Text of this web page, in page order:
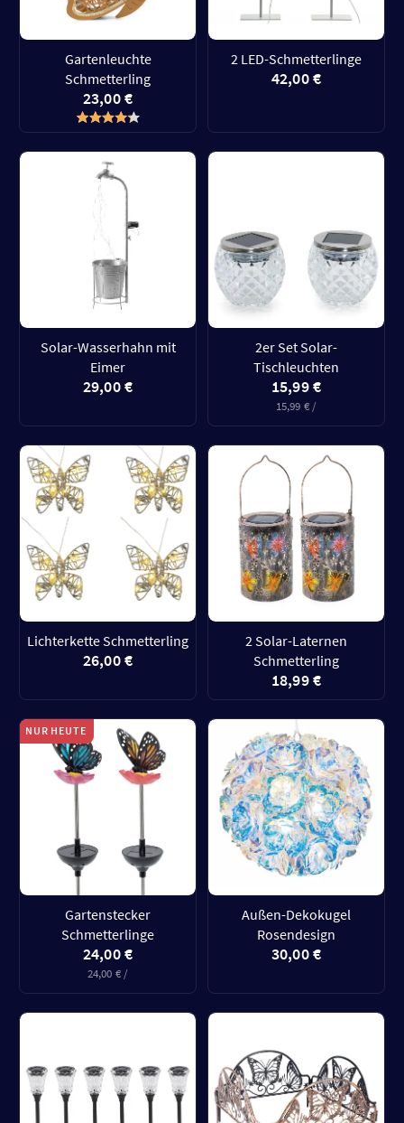
Gartenleuchte
Schmetterling
23,00 €
2 LED-Schmetterlinge
42,00 €
Solar-Wasserhahn mit
Eimer
29,00 €
2er Set Solar-
Tischleuchten
15,99 €
15,99 € /
Lichterkette Schmetterling
26,00 €
2 Solar-Laternen
Schmetterling
18,99 €
NUR HEUTE
Gartenstecker
Schmetterlinge
24,00 €
24,00 € /
Außen-Dekokugel
Rosendesign
30,00 €